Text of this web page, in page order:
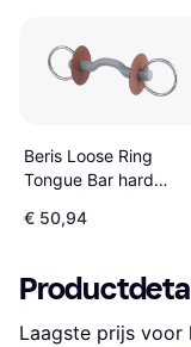
Beris Loose Ring
Tongue Bar hard
€ 50,94
Laagste prijs voor